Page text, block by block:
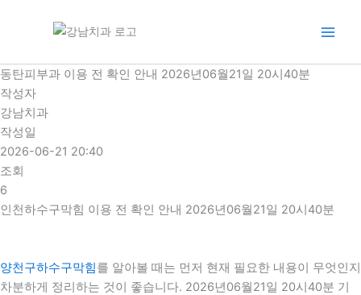
로
건
너
뛰
기
동탄피부과 이용 전 확인 안내 2026년06월21일 20시40분
작성자
강남치과
작성일
2026-06-21 20:40
조회
6
인천하수구막힘 이용 전 확인 안내 2026년06월21일 20시40분
양천구하수구막힘를 알아볼 때는 먼저 현재 필요한 내용이 무엇인지
차분하게 정리하는 것이 좋습니다. 2026년06월21일 20시40분 기